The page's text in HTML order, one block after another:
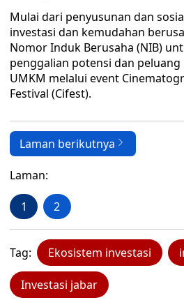
Mulai dari penyusunan dan
investasi dan kemudahan
Nomor Induk Berusaha (NIB)
penggalian potensi dan
UMKM melalui event
Festival (Cifest).
Laman berikutnya
Laman:
1 2
Tag: Ekosistem investasi
Investasi jabar